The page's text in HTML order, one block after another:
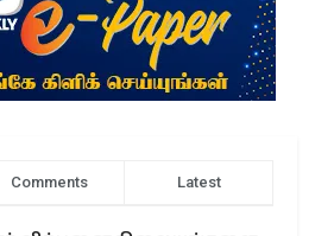
Comments Latest